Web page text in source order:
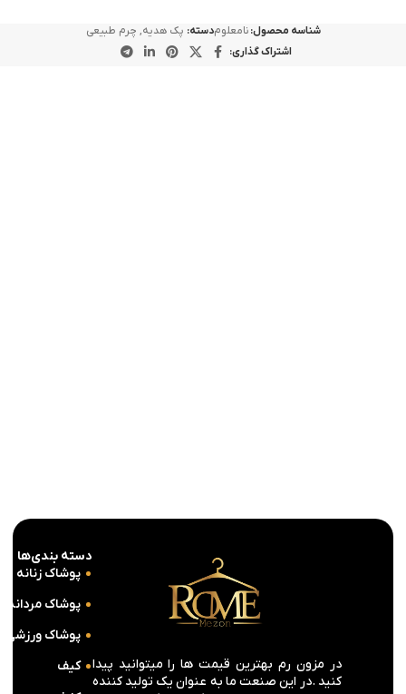
شناسه محصول:نامعلومدسته: پک هدیه, چرم طبیعی
اشتراک گذاری:
در مزون رم بهترین قیمت ها را میتوانید پیدا
کنید .در این صنعت ما به عنوان یک تولید کننده
دسته بندی‌ها
پوشاک زنانه
پوشاک مردانه
پوشاک ورزشی
کیف